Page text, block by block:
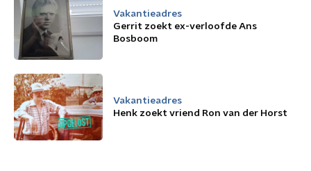
Vakantieadres
Gerrit zoekt ex-verloofde Ans
Bosboom
Vakantieadres
Henk zoekt vriend Ron van der Horst